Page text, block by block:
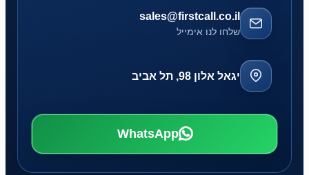
sales@firstcall.co.il
שלחו לנו אימייל
יגאל אלון 98, תל אביב
WhatsApp